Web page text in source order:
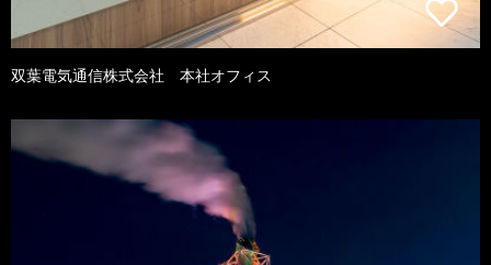
双葉電気通信株式会社 本社オフィス